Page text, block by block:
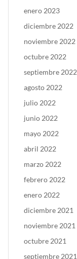
enero 2023
diciembre 2022
noviembre 2022
octubre 2022
septiembre 2022
agosto 2022
julio 2022
junio 2022
mayo 2022
abril 2022
marzo 2022
febrero 2022
enero 2022
diciembre 2021
noviembre 2021
octubre 2021
septiembre 2021